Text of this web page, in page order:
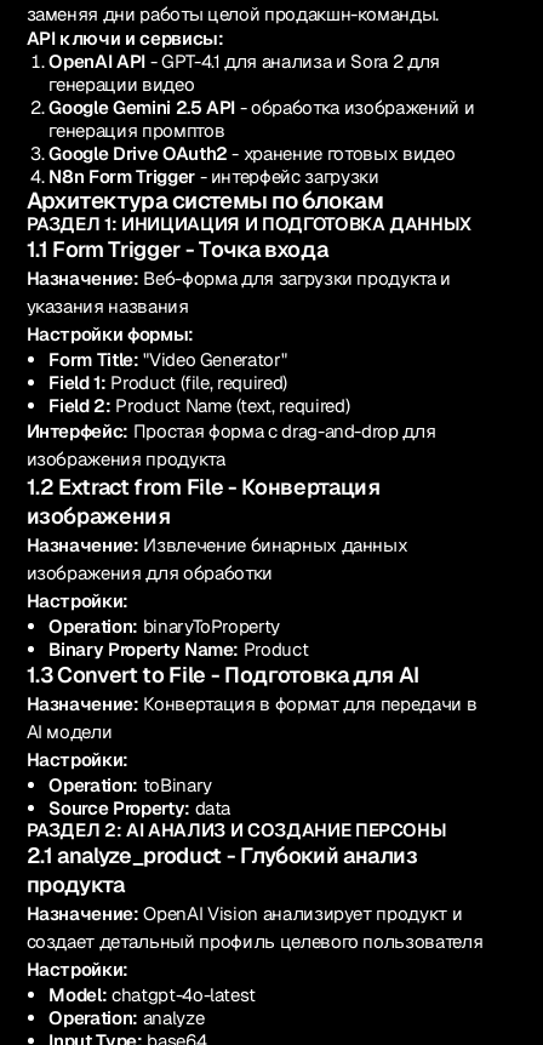
заменяя дни работы целой продакшн-команды.
API ключи и сервисы:
OpenAI API- GPT-4.1 для анализа и Sora 2 для
генерации видео
Google Gemini 2.5 API - обработка изображений и
генерация промптов
Google Drive OAuth2 - хранение готовых видео
N8n Form Trigger- интерфейс загрузки
Архитектура системы по блокам
РАЗДЕЛ 1: ИНИЦИАЦИЯ И ПОДГОТОВКА ДАННЫХ
1.1 Form Trigger - Точка входа
Назначение: Веб-форма для загрузки продукта и
указания названия
Настройки формы:
Form Title: "Video Generator"
Field 1: Product (file, required)
Field 2: Product Name (text, required)
Интерфейс: Простая форма с drag-and-drop для
изображения продукта
1.2 Extract from File - Конвертация
изображения
Назначение: Извлечение бинарных данных
изображения для обработки
Настройки:
Operation: binaryToProperty
Binary Property Name: Product
1.3 Convert to File - Подготовка для AI
Назначение: Конвертация в формат для передачи в
AI модели
Настройки:
Operation: toBinary
Source Property: data
РАЗДЕЛ 2: AI АНАЛИЗ И СОЗДАНИЕ ПЕРСОНЫ
2.1 analyze_product - Глубокий анализ
продукта
Назначение: OpenAI Vision анализирует продукт и
создает детальный профиль целевого пользователя
Настройки:
Model: chatgpt-4o-latest
Operation: analyze